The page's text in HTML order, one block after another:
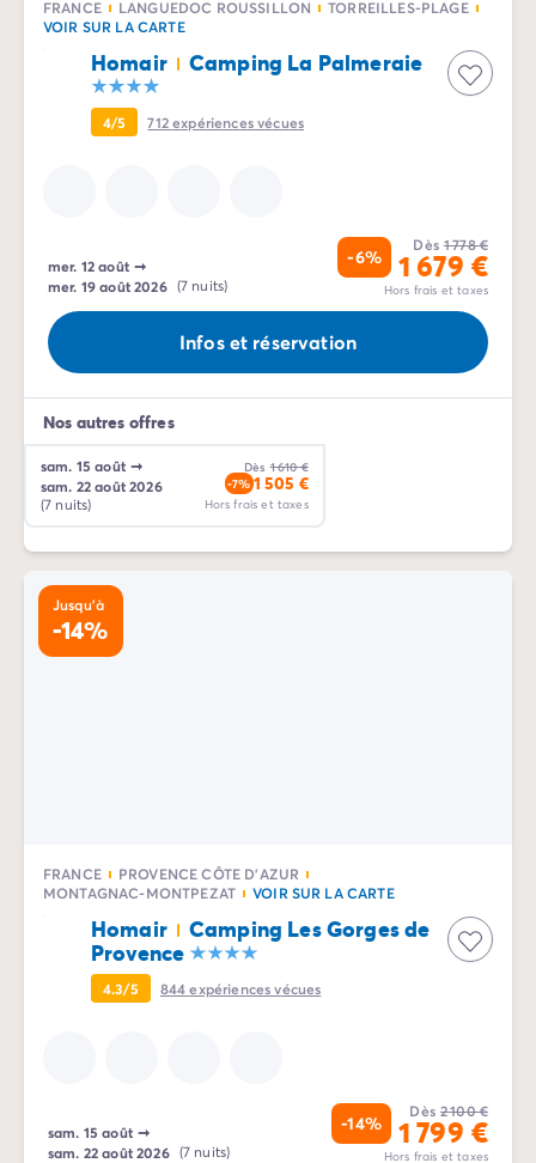
FRANCE LANGUEDOC ROUSSILLON
TORREILLES-PLAGE
VOIR SUR LA CARTE
Homair Camping La Palmeraie
4/5 712expériences vécues
mer. 12 août ➞
mer. 19 août 2026 (7 nuits)
-6%
Dès 1 778 €
1 679 €
Hors frais et taxes
Infos et réservation
Nos autres offres
sam. 15 août ➞
sam. 22 août 2026
(7 nuits)
Dès 1 610 €
-7%1 505 €
Hors frais et taxes
Jusqu'à
-14%
FRANCE
PROVENCE CÔTE D'AZUR
MONTAGNAC-MONTPEZAT
VOIR SUR LA CARTE
Homair
Camping Les Gorges de
Provence
4.3/5 844expériences vécues
sam. 15 août ➞
sam. 22 août 2026 (7 nuits)
-14%
Dès 2 100 €
1 799 €
Hors frais et taxes